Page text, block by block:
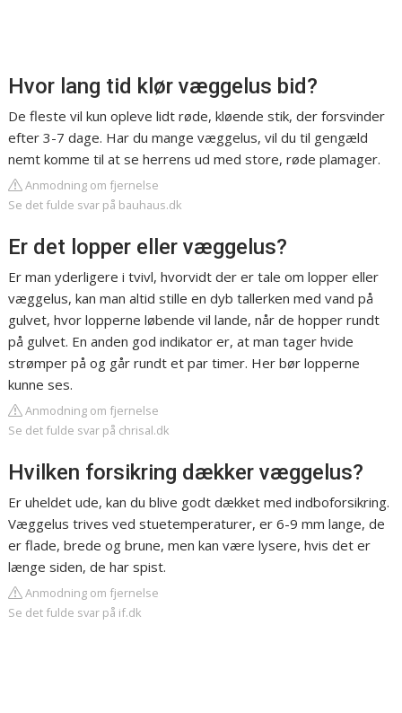
Hvor lang tid klør væggelus bid?
De fleste vil kun opleve lidt røde, kløende stik, der forsvinder
efter 3-7 dage. Har du mange væggelus, vil du til gengæld
nemt komme til at se herrens ud med store, røde plamager.
Anmodning om fjernelse
Se det fulde svar på bauhaus.dk
Er det lopper eller væggelus?
Er man yderligere i tvivl, hvorvidt der er tale om lopper eller
væggelus, kan man altid stille en dyb tallerken med vand på
gulvet, hvor lopperne løbende vil lande, når de hopper rundt
på gulvet. En anden god indikator er, at man tager hvide
strømper på og går rundt et par timer. Her bør lopperne
kunne ses.
Anmodning om fjernelse
Se det fulde svar på chrisal.dk
Hvilken forsikring dækker væggelus?
Er uheldet ude, kan du blive godt dækket med indboforsikring.
Væggelus trives ved stuetemperaturer, er 6-9 mm lange, de
er flade, brede og brune, men kan være lysere, hvis det er
længe siden, de har spist.
Anmodning om fjernelse
Se det fulde svar på if.dk